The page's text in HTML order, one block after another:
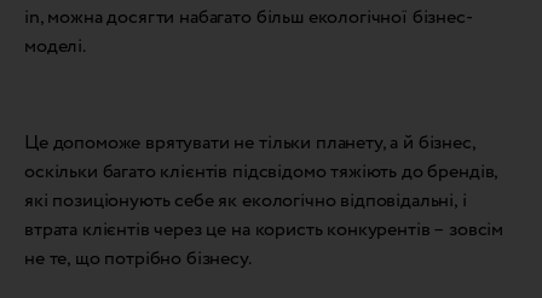
in, можна досягти набагато більш екологічної бізнес-
моделі.
Це допоможе врятувати не тільки планету, а й бізнес,
оскільки багато клієнтів підсвідомо тяжіють до брендів,
які позиціонують себе як екологічно відповідальні, і
втрата клієнтів через це на користь конкурентів – зовсім
не те, що потрібно бізнесу.